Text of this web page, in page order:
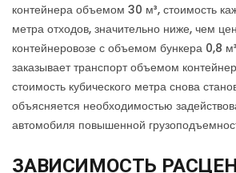
контейнера объемом 30 м³, стоимость
метра отходов, значительно ниже, чем
контейнеровозе с объемом бункера 0,8
заказывает транспорт объемом
стоимость кубического метра снова
объясняется необходимостью
автомобиля повышенной
ЗАВИСИМОСТЬ